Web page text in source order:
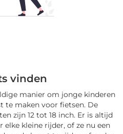
vinden
manier om jonge kinderen
te maken voor fietsen. De
zijn 12 tot 18 inch. Er is altijd
kleine rijder, of ze nu een